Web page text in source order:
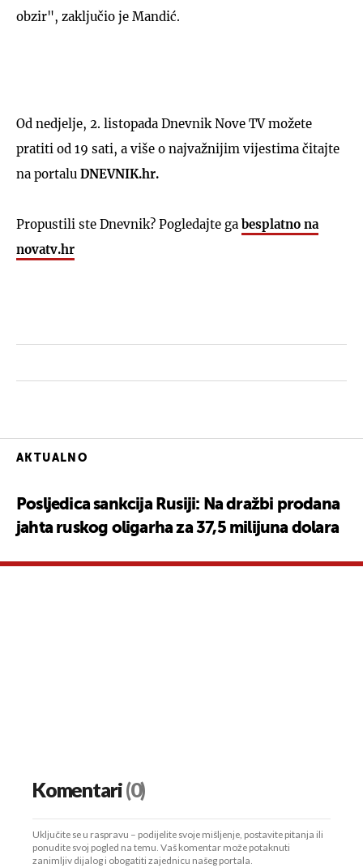
obzir", zaključio je Mandić.
Od nedjelje, 2. listopada Dnevnik Nove TV možete
pratiti od 19 sati, a više o najvažnijim vijestima čitajte
na portalu DNEVNIK.hr.
Propustili ste Dnevnik? Pogledajte ga besplatno na
novatv.hr
AKTUALNO
Posljedica sankcija Rusiji: Na dražbi prodana
jahta ruskog oligarha za 37,5 milijuna dolara
Komentari(0)
Uključite se u raspravu – podijelite svoje mišljenje, postavite pitanja ili
ponudite svoj pogled na temu. Vaš komentar može potaknuti
zanimljiv dijalog i obogatiti zajednicu našeg portala.